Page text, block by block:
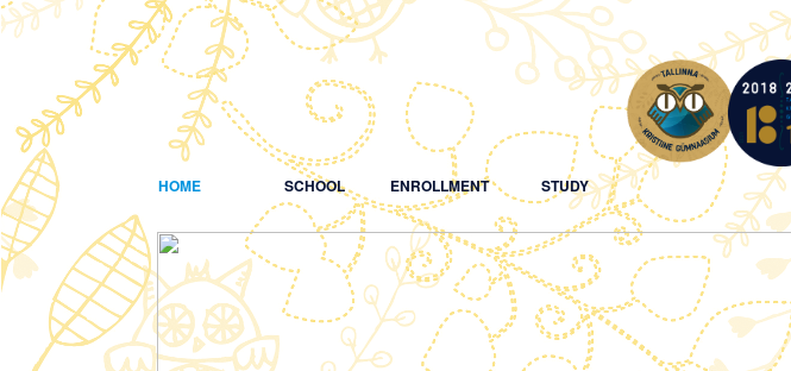
HOME SCHOOL ENROLLMENT STUDY